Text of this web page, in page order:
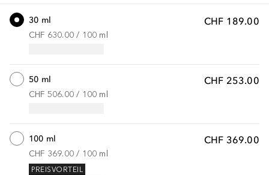
CHF 189.00
30 ml
CHF 630.00 / 100 ml
CHF 253.00
50 ml
CHF 506.00 / 100 ml
CHF 369.00
100 ml
CHF 369.00 / 100 ml
PREISVORTEIL